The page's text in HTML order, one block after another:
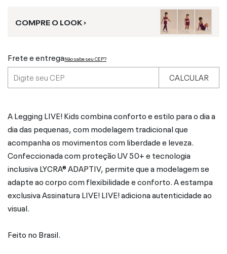
COMPRE O LOOK ›
Frete e entregaNão sabe seu CEP?
CALCULAR
A Legging LIVE! Kids combina conforto e estilo para o dia a
dia das pequenas, com modelagem tradicional que
acompanha os movimentos com liberdade e leveza.
Confeccionada com proteção UV 50+ e tecnologia
inclusiva LYCRA® ADAPTIV, permite que a modelagem se
adapte ao corpo com flexibilidade e conforto. A estampa
exclusiva Assinatura LIVE! LIVE! adiciona autenticidade ao
visual.
Feito no Brasil.